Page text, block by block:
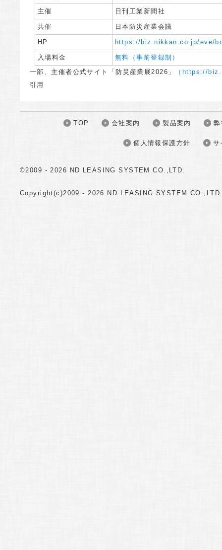
主催 日刊工業新聞社
共催 日本防災産業会議
HP https://biz.nikkan.co.jp/eve/
入場料金
無料（事前登録制）
一部、主催者公式サイト「防災産業展2026」
（https://
引用
TOP 会社案内 製品案内
個人情報保護方針 サ
©2009 -2026 ND LEASING SYSTEM CO.,LTD.
Copyright(c)2009 -2026 ND LEASING SYSTEM